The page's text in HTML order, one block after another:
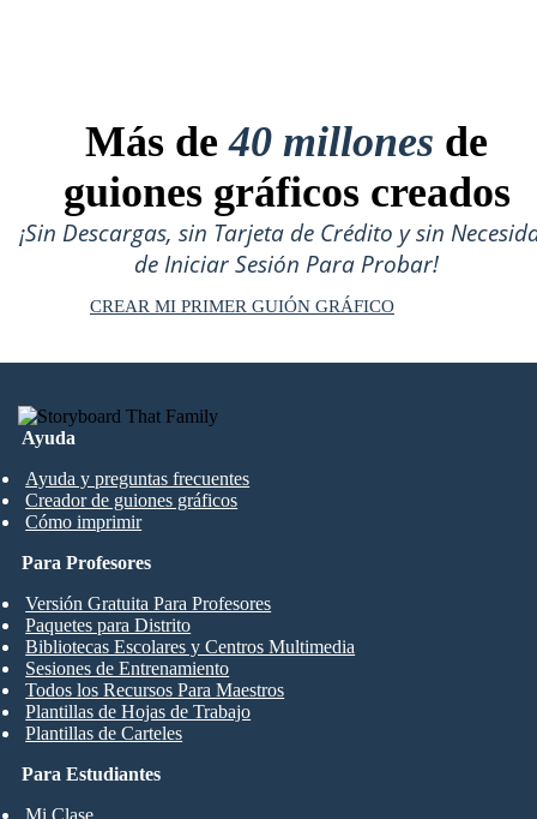
Más de40 millones de
guiones gráficos creados
¡Sin Descargas, sin Tarjeta de Crédito y sin
de Iniciar Sesión Para Probar!
CREAR MI PRIMER GUIÓN GRÁFICO
Ayuda
Ayuda y preguntas frecuentes
Creador de guiones gráficos
Cómo imprimir
Para Estudiantes
Mi Clase
Para Profesores
Versión Gratuita Para Profesores
Paquetes para Distrito
Bibliotecas Escolares y Centros Multimedia
Sesiones de Entrenamiento
Todos los Recursos Para Maestros
Plantillas de Hojas de Trabajo
Plantillas de Carteles